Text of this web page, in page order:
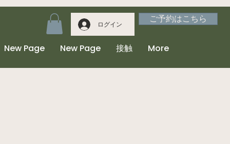
ログイン ご予約はこちら
New Page New Page 接触 More